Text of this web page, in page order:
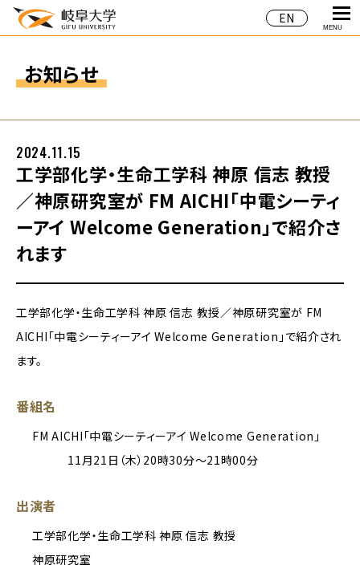
EN
MENU
お知らせ
工学部化学・生命工学科 神原 信志 教授
／神原研究室が FM AICHI「中電シーティ
ーアイ Welcome Generation」で紹介さ
れます
2024.11.15
工学部化学・生命工学科 神原 信志 教授／神原研究室が FM
AICHI「中電シーティーアイ Welcome Generation」で紹介され
ます。
番組名
FM AICHI「中電シーティーアイ Welcome Generation」
11月21日（木）20時30分～21時00分
出演者
工学部化学・生命工学科 神原 信志 教授
神原研究室